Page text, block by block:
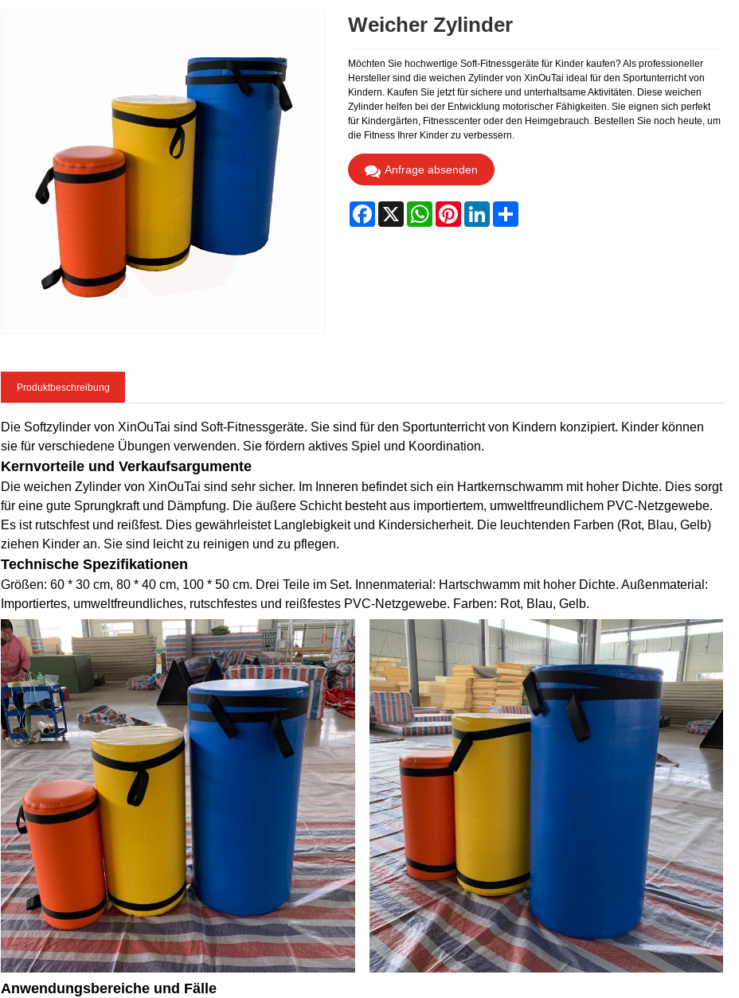
Weicher Zylinder
Möchten Sie hochwertige Soft-Fitnessgeräte für Kinder kaufen? Als professioneller
Hersteller sind die weichen Zylinder von XinOuTai ideal für den Sportunterricht von
Kindern. Kaufen Sie jetzt für sichere und unterhaltsame Aktivitäten. Diese weichen
Zylinder helfen bei der Entwicklung motorischer Fähigkeiten. Sie eignen sich perfekt
für Kindergärten, Fitnesscenter oder den Heimgebrauch. Bestellen Sie noch heute, um
die Fitness Ihrer Kinder zu verbessern.
Anfrage absenden
Facebook WhatsAppPinterestLinkedIn
Produktbeschreibung
Die Softzylinder von XinOuTai sind Soft-Fitnessgeräte. Sie sind für den Sportunterricht von Kindern konzipiert. Kinder können
sie für verschiedene Übungen verwenden. Sie fördern aktives Spiel und Koordination.
Kernvorteile und Verkaufsargumente
Die weichen Zylinder von XinOuTai sind sehr sicher. Im Inneren befindet sich ein Hartkernschwamm mit hoher Dichte. Dies sorgt
für eine gute Sprungkraft und Dämpfung. Die äußere Schicht besteht aus importiertem, umweltfreundlichem PVC-Netzgewebe.
Es ist rutschfest und reißfest. Dies gewährleistet Langlebigkeit und Kindersicherheit. Die leuchtenden Farben (Rot, Blau, Gelb)
ziehen Kinder an. Sie sind leicht zu reinigen und zu pflegen.
Technische Spezifikationen
Größen: 60 * 30 cm, 80 * 40 cm, 100 * 50 cm. Drei Teile im Set. Innenmaterial: Hartschwamm mit hoher Dichte. Außenmaterial:
Importiertes, umweltfreundliches, rutschfestes und reißfestes PVC-Netzgewebe. Farben: Rot, Blau, Gelb.
Anwendungsbereiche und Fälle